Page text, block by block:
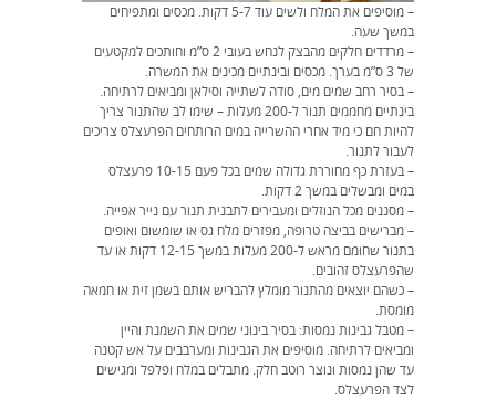
– מוסיפים את המלח ולשים עוד 5-7 דקות. מכסים ומתפיחים
במשך שעה.
– מרדדים חלקים מהבצק לנחש בעובי 2 ס”מ וחותכים למקטעים
של 3 ס”מ בערך. מכסים ובינתיים מכינים את המשרה.
– בסיר רחב שמים מים, סודה לשתייה וסילאן ומביאים לרתיחה.
בינתיים מחממים תנור ל-200 מעלות – שימו לב שהתנור צריך
להיות חם כי מיד אחרי ההשרייה במים הרותחים הפרעצלס צריכים
לעבור לתנור.
– בעזרת כף מחוררת גדולה שמים בכל פעם 10-15 פרעצלס
במים ומבשלים במשך 2 דקות.
– מסננים מכל הנוזלים ומעבירים לתבנית תנור עם נייר אפייה.
– מברישים בביצה טרופה, מפזרים מלח גס או שומשום ואופים
בתנור שחומם מראש ל-200 מעלות במשך 12-15 דקות או עד
שהפרעצלס זהובים.
– כשהם יוצאים מהתנור מומלץ להבריש אותם בשמן זית או חמאה
מומסת.
– מטבל גבינות נמסות: בסיר בינוני שמים את השמנת והיין
ומביאים לרתיחה. מוסיפים את הגבינות ומערבבים על אש קטנה
עד שהן נמסות ונוצר רוטב חלק. מתבלים במלח ופלפל ומגישים
לצד הפרעצלס.